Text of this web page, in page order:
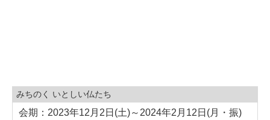
みちのく いとしい仏たち
会期：2023年12月2日(土)～2024年2月12日(月・振)